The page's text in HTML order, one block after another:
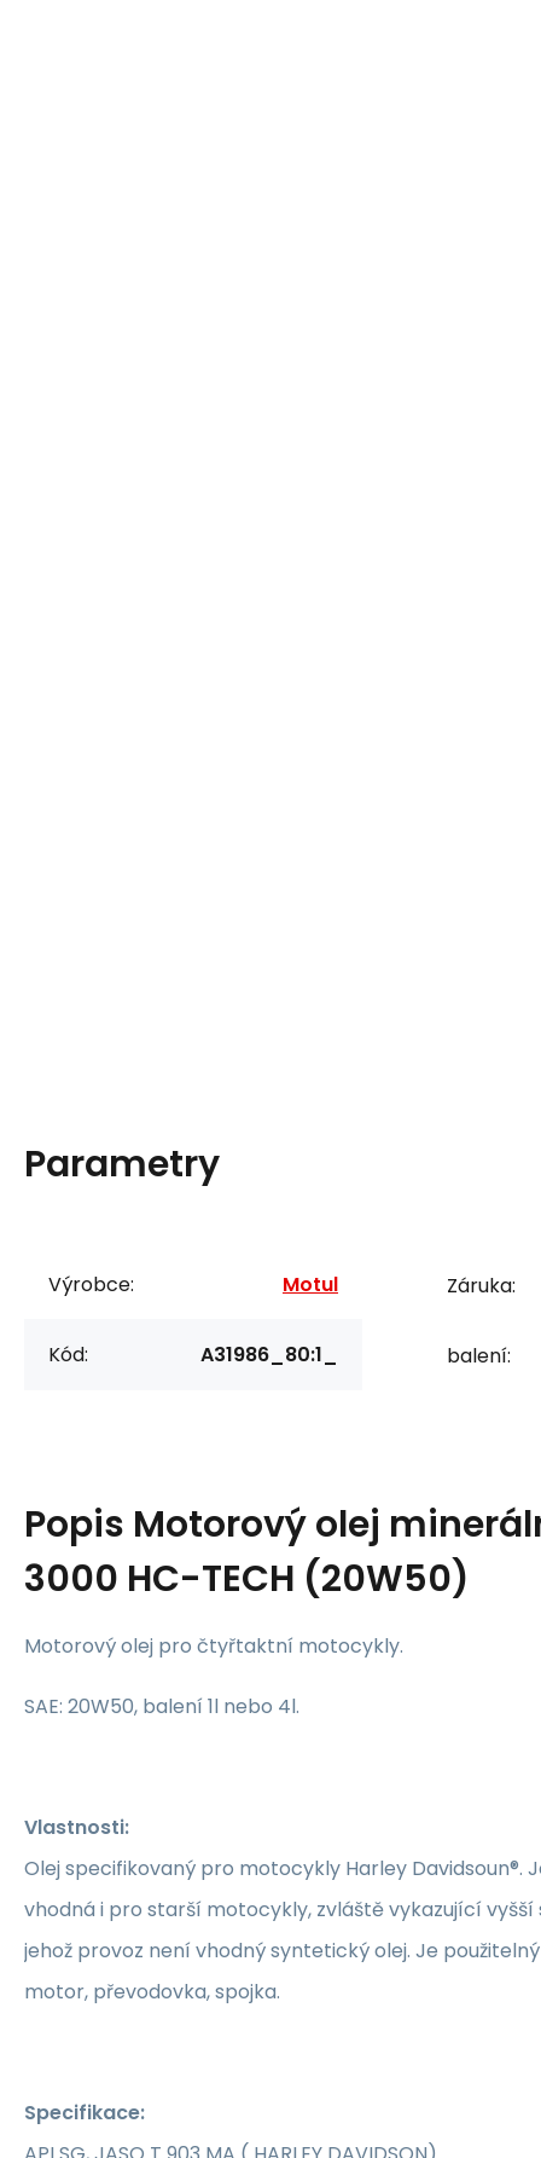
Parametry
Výrobce: Motul
Kód: A31986_80:1_
Záruka:
balení:
Popis Motorový olej
3000 HC-TECH (20W50)
Motorový olej pro čtyřtaktní motocykly.
SAE: 20W50, balení 1l nebo 4l.
Vlastnosti:
Olej specifikovaný pro motocykly Harley Davidsoun®.
vhodná i pro starší motocykly, zvláště vykazující
jehož provoz není vhodný syntetický olej. Je
motor, převodovka, spojka.
Specifikace: